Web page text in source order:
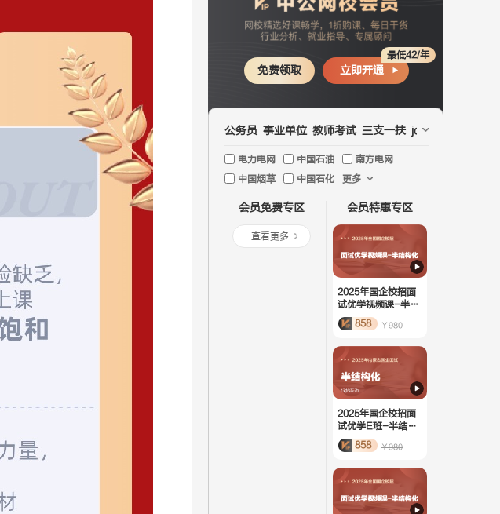
免费领取 立即开通
最低42/年
公务员 事业单位 教师考试 三支一扶 jd文职
电力电网 中国石油
南方电网
中国烟草
中国石化 更多
会员免费专区
查看更多
会员特惠专区
2025年国企校招面
试优学视频课-半结
构化
858 ￥980
2025年国企校招面
试优学E班-半结构
化
858 ￥980